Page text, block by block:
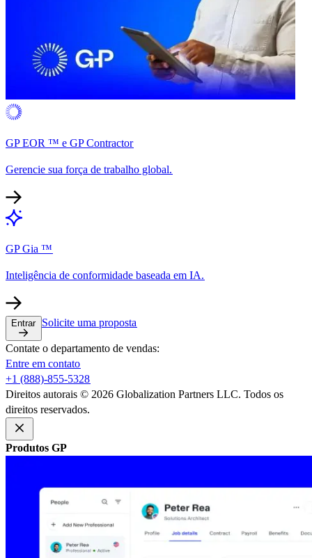
GP EOR ™ e GP Contractor​​
Gerencie sua força de trabalho global.​​
GP Gia ™​​
Inteligência de conformidade baseada em IA.​​
Entrar​​ Solicite uma proposta​​
Contate o departamento de vendas:​​
Entre em contato​​
+1 (888)-855-5328​​
Direitos autorais © 2026 Globalization Partners LLC. Todos os
direitos reservados.​​
Produtos GP​​